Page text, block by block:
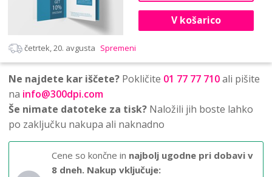
V košarico
četrtek, 20. avgusta Spremeni
Ne najdete kar iščete? Pokličite 01 77 77 710ali pišite
na info@300dpi.com
Še nimate datoteke za tisk? Naložili jih boste lahko
po zaključku nakupa ali naknadno
Cene so končne in najbolj ugodne pri dobavi v
8 dneh. Nakup vključuje: